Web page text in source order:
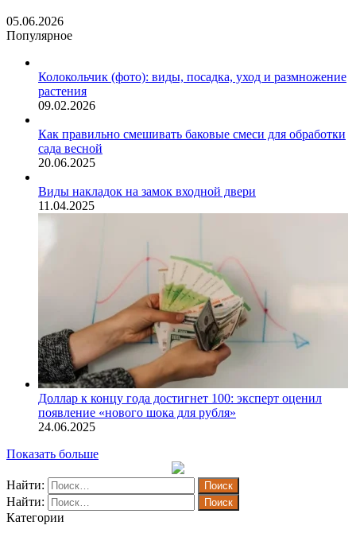
05.06.2026
Популярное
Колокольчик (фото): виды, посадка, уход и размножение
растения
09.02.2026
Как правильно смешивать баковые смеси для обработки
сада весной
20.06.2025
Виды накладок на замок входной двери
11.04.2025
Доллар к концу года достигнет 100: эксперт оценил
появление «нового шока для рубля»
24.06.2025
Показать больше
Найти:
Найти:
Категории